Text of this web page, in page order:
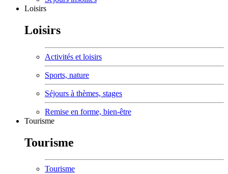
Loisirs
Loisirs
Activités et loisirs
Sports, nature
Séjours à thèmes, stages
Remise en forme, bien-être
Tourisme
Tourisme
Tourisme